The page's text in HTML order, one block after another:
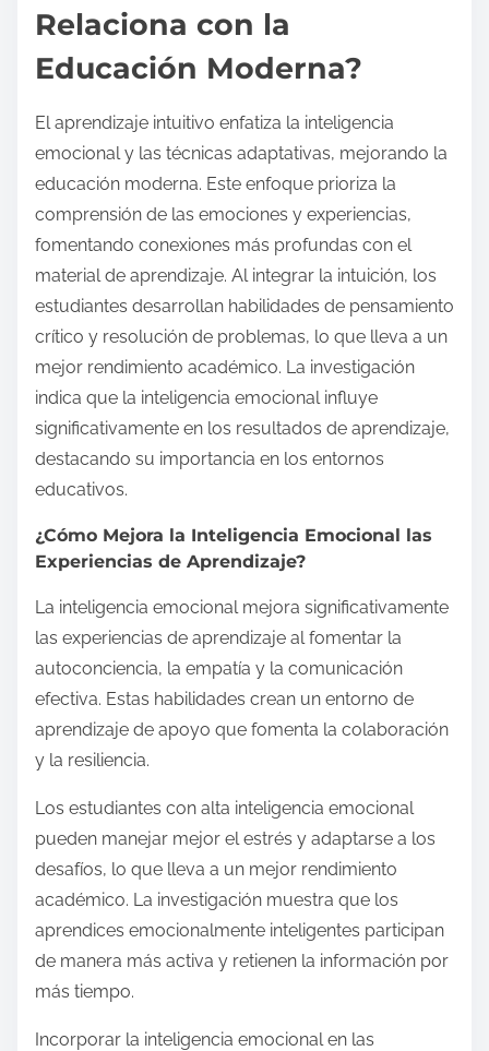
Relaciona con la
Educación Moderna?
El aprendizaje intuitivo enfatiza la inteligencia
emocional y las técnicas adaptativas, mejorando la
educación moderna. Este enfoque prioriza la
comprensión de las emociones y experiencias,
fomentando conexiones más profundas con el
material de aprendizaje. Al integrar la intuición, los
estudiantes desarrollan habilidades de pensamiento
crítico y resolución de problemas, lo que lleva a un
mejor rendimiento académico. La investigación
indica que la inteligencia emocional influye
significativamente en los resultados de aprendizaje,
destacando su importancia en los entornos
educativos.
¿Cómo Mejora la Inteligencia Emocional las
Experiencias de Aprendizaje?
La inteligencia emocional mejora significativamente
las experiencias de aprendizaje al fomentar la
autoconciencia, la empatía y la comunicación
efectiva. Estas habilidades crean un entorno de
aprendizaje de apoyo que fomenta la colaboración
y la resiliencia.
Los estudiantes con alta inteligencia emocional
pueden manejar mejor el estrés y adaptarse a los
desafíos, lo que lleva a un mejor rendimiento
académico. La investigación muestra que los
aprendices emocionalmente inteligentes participan
de manera más activa y retienen la información por
más tiempo.
Incorporar la inteligencia emocional en las